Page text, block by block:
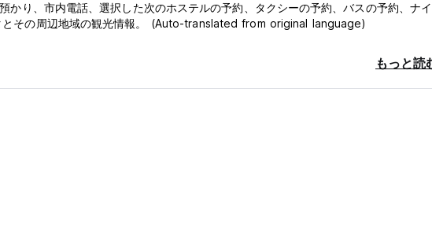
かり、市内電話、選択した次のホステルの予約、タクシーの予約、バスの予約、ナ
とその周辺地域の観光情報。 (Auto-translated from original language)
もっと読